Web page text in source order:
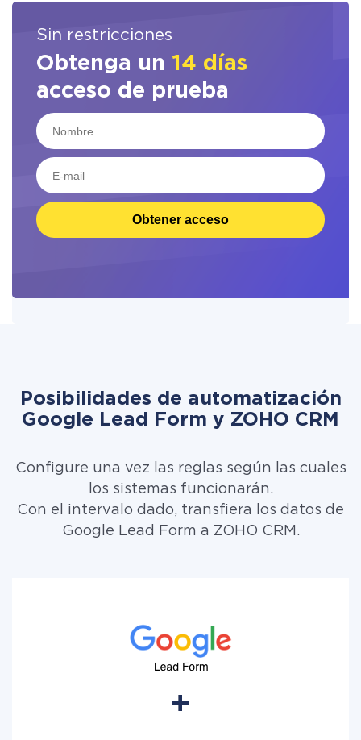
Sin restricciones
Obtenga un 14 días
acceso de prueba
Obtener acceso
Posibilidades de automatización
Google Lead Form y ZOHO CRM
Configure una vez las reglas según las cuales
los sistemas funcionarán.
Con el intervalo dado, transfiera los datos de
Google Lead Form a ZOHO CRM.